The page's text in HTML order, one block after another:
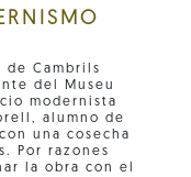
de Cambrils
del Museu
modernista
alumno de
una cosecha
Por razones
la obra con el